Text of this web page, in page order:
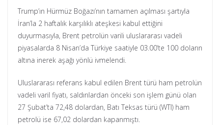
Trump’ın Hürmüz Boğazı’nın tamamen açılması şartıyla
İran’la 2 haftalık karşılıklı ateşkesi kabul ettiğini
duyurmasıyla, Brent petrolün varili uluslararası vadeli
piyasalarda 8 Nisan’da Türkiye saatiyle 03.00’te 100 doların
altına inerek aşağı yönlü ivmelendi.
Uluslararası referans kabul edilen Brent türü ham petrolün
vadeli varil fiyatı, saldırılardan önceki son işlem günü olan
27 Şubat’ta 72,48 dolardan, Batı Teksas türü (WTI) ham
petrolü ise 67,02 dolardan kapanmıştı.